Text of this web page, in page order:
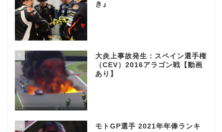
き』
9
大炎上事故発生：スペイン選手権
（CEV）2016アラゴン戦【動画
あり】
10
モトGP選手 2021年年俸ランキ